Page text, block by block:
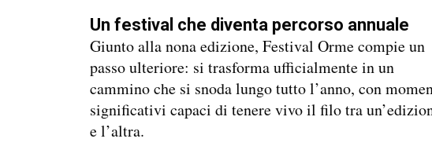
Un festival che diventa percorso annuale
Giunto alla nona edizione, Festival Orme compie un
passo ulteriore: si trasforma ufficialmente in un
cammino che si snoda lungo tutto l’anno, con
significativi capaci di tenere vivo il filo tra
e l’altra.